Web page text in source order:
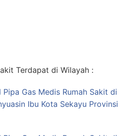
Terdapat di Wilayah :
Gas Medis Rumah Sakit di
Ibu Kota Sekayu Provinsi